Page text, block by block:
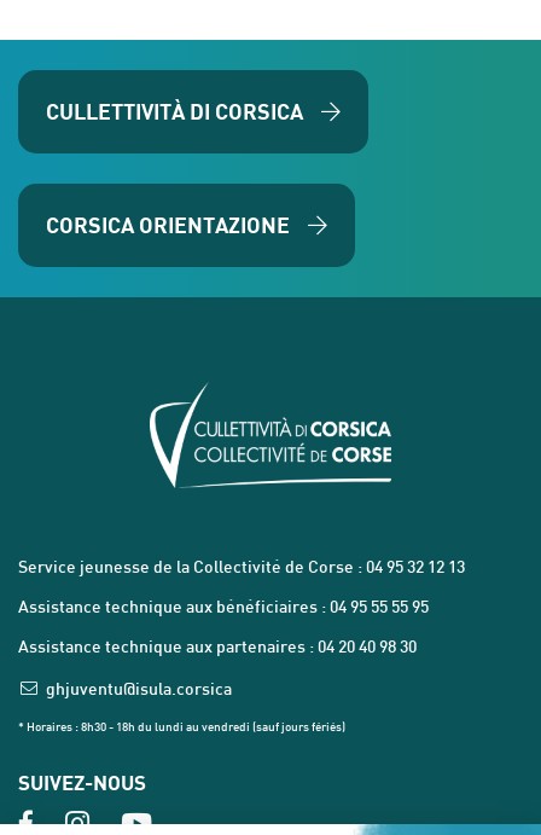
CULLETTIVITÀ DI CORSICA
CORSICA ORIENTAZIONE
Service jeunesse de la Collectivité de Corse : 04 95 32 12 13
Assistance technique aux bénéficiaires : 04 95 55 55 95
Assistance technique aux partenaires : 04 20 40 98 30
ghjuventu@isula.corsica
* Horaires : 8h30 - 18h du lundi au vendredi (sauf jours fériés)
SUIVEZ-NOUS